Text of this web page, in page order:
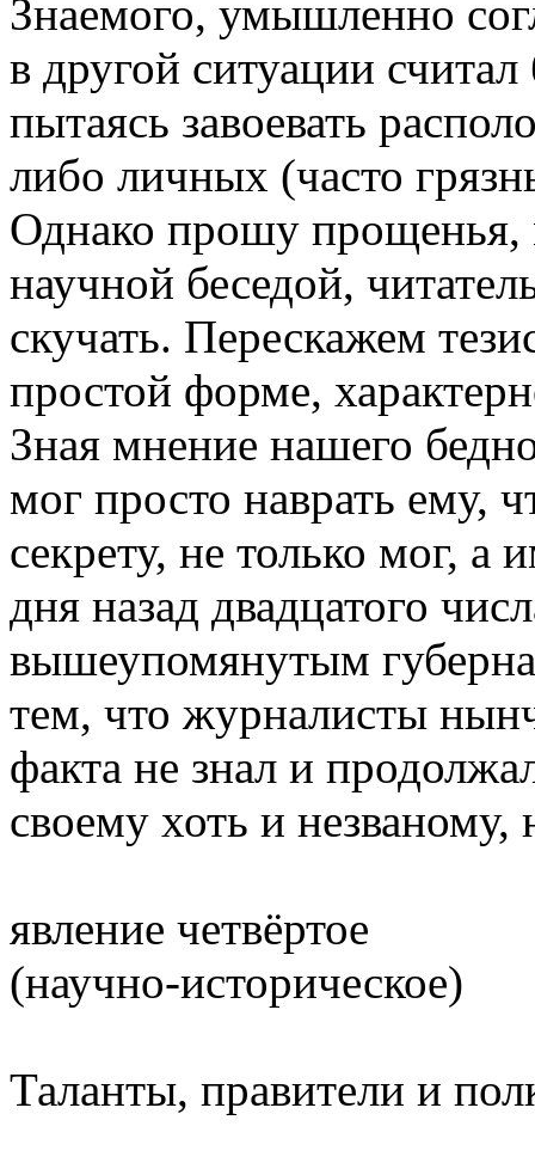
Знаемого, умышленно
в другой ситуации
пытаясь завоевать
либо личных (часто
Однако прошу прощенья,
научной беседой,
скучать. Перескажем
простой форме,
Зная мнение нашего
мог просто наврать ему,
секрету, не только мог, а
дня назад двадцатого
вышеупомянутым
тем, что журналисты
факта не знал и
своему хоть и
явление четвёртое
(научно-историческое)
Таланты, правители и